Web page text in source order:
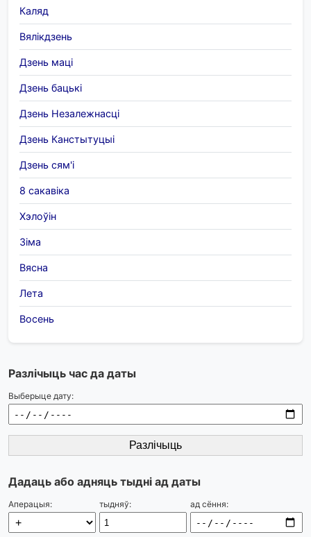
Каляд
Вялікдзень
Дзень маці
Дзень бацькі
Дзень Незалежнасці
Дзень Канстытуцыі
Дзень сям'і
8 сакавіка
Хэлоўін
Зіма
Вясна
Лета
Восень
Разлічыць час да даты
Выберыце дату:
Разлічыць
Дадаць або адняць тыдні ад даты
Аперацыя: тыдняў: ад сёння: